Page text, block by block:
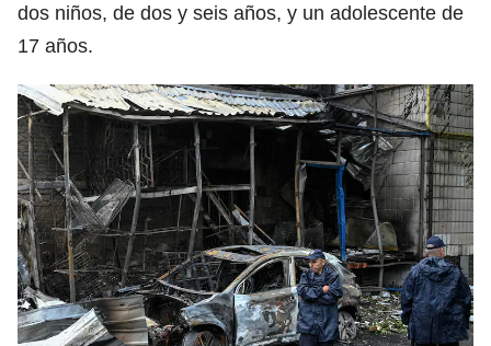
dos niños, de dos y seis años, y un adolescente de
17 años.